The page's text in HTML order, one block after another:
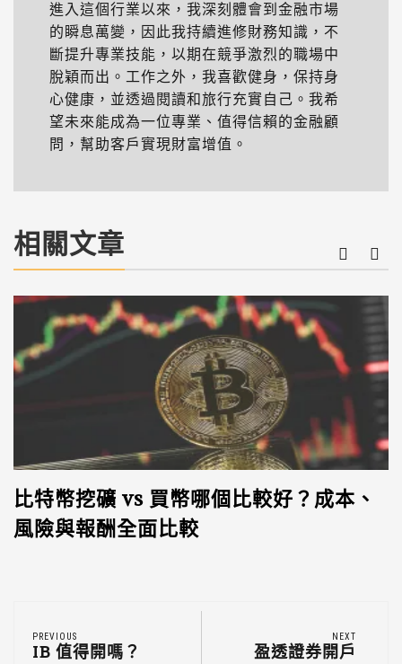
進入這個行業以來，我深刻體會到金融市場
的瞬息萬變，因此我持續進修財務知識，不
斷提升專業技能，以期在競爭激烈的職場中
脫穎而出。工作之外，我喜歡健身，保持身
心健康，並透過閱讀和旅行充實自己。我希
望未來能成為一位專業、值得信賴的金融顧
問，幫助客戶實現財富增值。
相關文章
比特幣挖礦 vs 買幣哪個比較好？成本、
風險與報酬全面比較
PREVIOUS
IB 值得開嗎？
NEXT
盈透證券開戶